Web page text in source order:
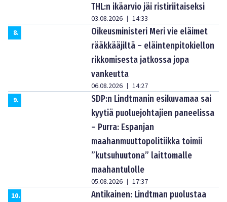
THL:n ikäarvio jäi ristiriitaiseksi
03.08.2026 | 14:33
8.
Oikeusministeri Meri vie eläimet
rääkkääjiltä – eläintenpitokiellon
rikkomisesta jatkossa jopa
vankeutta
06.08.2026 | 14:27
9.
SDP:n Lindtmanin esikuvamaa sai
kyytiä puoluejohtajien paneelissa
– Purra: Espanjan
maahanmuuttopolitiikka toimii
”kutsuhuutona” laittomalle
maahantulolle
05.08.2026 | 17:37
10.
Antikainen: Lindtman puolustaa